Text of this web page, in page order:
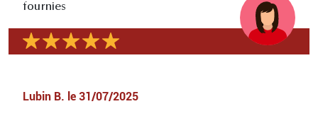
fournies
Lubin B. le 31/07/2025